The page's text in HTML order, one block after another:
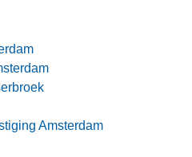
Amsterdam